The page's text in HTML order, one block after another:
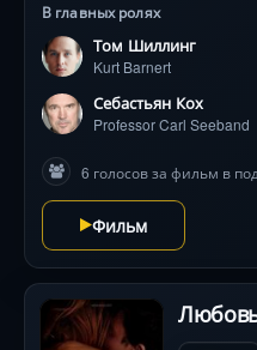
свободное от диктатуры,
демонов? Том Шиллинг и
гипнотической драме о
шедеврами,
номинированными на
В главных ролях
Том Шиллинг
Kurt Barnert
Себастьян Кох
Professor Carl Seeband
6 голосов за фильм в
Фильм